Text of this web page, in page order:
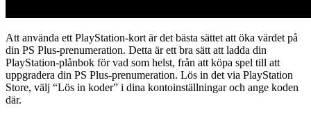
Att använda ett PlayStation-kort är det bästa sättet att öka värdet på
din PS Plus-prenumeration. Detta är ett bra sätt att ladda din
PlayStation-plånbok för vad som helst, från att köpa spel till att
uppgradera din PS Plus-prenumeration. Lös in det via PlayStation
Store, välj “Lös in koder” i dina kontoinställningar och ange koden
där.